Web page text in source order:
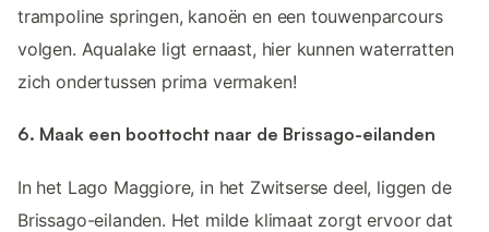
trampoline springen, kanoën en een touwenparcours
volgen. Aqualake ligt ernaast, hier kunnen waterratten
zich ondertussen prima vermaken!
6. Maak een boottocht naar de Brissago-eilanden
In het Lago Maggiore, in het Zwitserse deel, liggen de
Brissago-eilanden. Het milde klimaat zorgt ervoor dat